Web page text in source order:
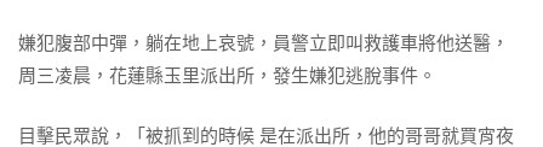
嫌犯腹部中彈，躺在地上哀號，員警立即叫救護車將他送醫，
周三凌晨，花蓮縣玉里派出所，發生嫌犯逃脫事件。
目擊民眾說，「被抓到的時候 是在派出所，他的哥哥就買宵夜